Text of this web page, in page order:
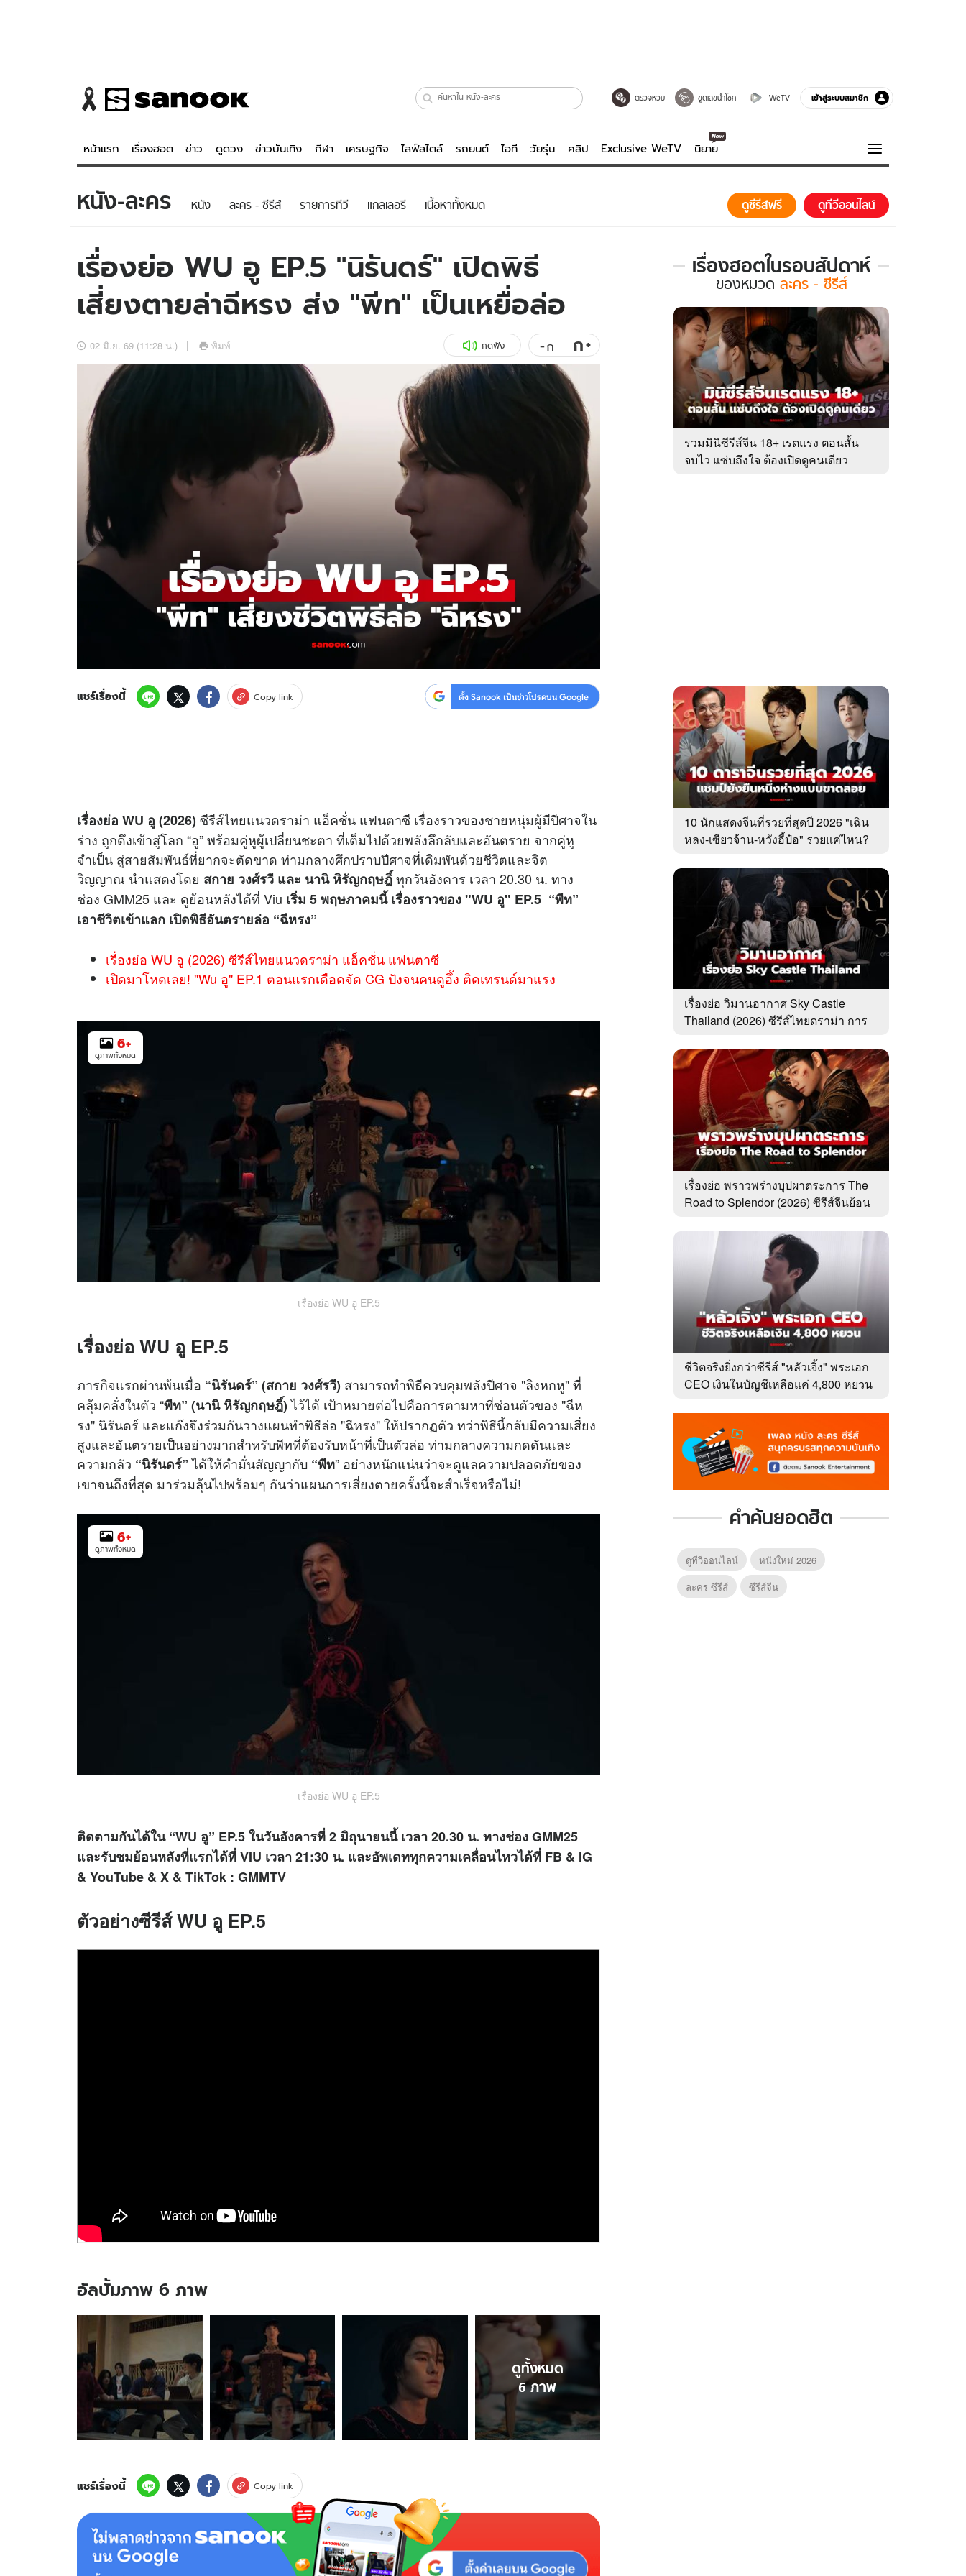
ตรวจหวย ขูดเลขนำโชค WeTV เข้าสู่ระบบสมาชิก
หน้าแรก เรื่องฮอต ข่าว ดูดวง ข่าวบันเทิง กีฬา เศรษฐกิจ ไลฟ์สไตล์ รถยนต์ ไอที วัยรุ่น คลิป Exclusive WeTV นิยาย
ข่าว
ข่าว
ข่าวบันเทิง
ข่าวกีฬา
ข่าวเศรษฐกิจ
อัปเดตจีน
เช็กข่าวชัวร์
ดูดวง - ตรวจหวย
สถิติหวยไทย
หวยลาว
ไลฟ์สไตล์
วัยรุ่น
ไอที
รถยนต์
สุขภาพ
เที่ยว-กิน
Tasteful Thailand
ดูทีวี
WeTV
นิยาย
ความรู้รอบตัว
ฮาวทู
ดาวน์โหลดสนุกแอปฟรี ติดตามสนุกโซเชียลได้ที่
สงวนลิขสิทธิ์ © บริษัท อิมเมจ ฟิวเจอร์ (ประเทศไทย) จำกัด
หนัง-ละคร หนัง ละคร - ซีรีส์ รายการทีวี แกลเลอรี เนื้อหาทั้งหมด ดูซีรีส์ฟรี ดูทีวีออนไลน์
เรื่องย่อ WU อู EP.5 "นิรันดร์" เปิดพิธี
เสี่ยงตายล่าฉีหรง ส่ง "พีท" เป็นเหยื่อล่อ
02 มิ.ย. 69 (11:28 น.) พิมพ์ กดฟัง -ก ก+
แชร์เรื่องนี้ Copy link ตั้ง Sanook เป็นข่าวโปรดบน Google
เรื่องย่อ WU อู (2026) ซีรีส์ไทยแนวดราม่า แอ็คชั่น แฟนตาซี เรื่องราวของชายหนุ่มผู้มีปีศาจใน
ร่าง ถูกดึงเข้าสู่โลก “อู” พร้อมคู่หูผู้เปลี่ยนชะตา ที่เต็มไปด้วยพลังลึกลับและอันตราย จากคู่หู
จำเป็น สู่สายสัมพันธ์ที่ยากจะตัดขาด ท่ามกลางศึกปราบปีศาจที่เดิมพันด้วยชีวิตและจิต
วิญญาณ นำแสดงโดย สกาย วงศ์รวี และ นานิ หิรัญกฤษฎิ์ทุกวันอังคาร เวลา 20.30 น. ทาง
ช่อง GMM25 และ ดูย้อนหลังได้ที่ Viu เริ่ม 5 พฤษภาคมนี้ เรื่องราวของ "WU อู" EP.5 “พีท”
เอาชีวิตเข้าแลก เปิดพิธีอันตรายล่อ “ฉีหรง”
เรื่องย่อ WU อู (2026) ซีรีส์ไทยแนวดราม่า แอ็คชั่น แฟนตาซี
เปิดมาโหดเลย! "Wu อู" EP.1 ตอนแรกเดือดจัด CG ปังจนคนดูอึ้ง ติดเทรนด์มาแรง
6+
ดูภาพทั้งหมด
เรื่องย่อ WU อู EP.5
เรื่องย่อ WU อู EP.5
ภารกิจแรกผ่านพ้นเมื่อ “นิรันดร์” (สกาย วงศ์รวี) สามารถทำพิธีควบคุมพลังปีศาจ "ลิงหกหู" ที่
คลุ้มคลั่งในตัว “พีท” (นานิ หิรัญกฤษฎิ์)ไว้ได้ เป้าหมายต่อไปคือการตามหาที่ซ่อนตัวของ "ฉีห
รง" นิรันดร์ และแก๊งจึงร่วมกันวางแผนทำพิธีล่อ "ฉีหรง" ให้ปรากฏตัว ทว่าพิธีนี้กลับมีความเสี่ยง
สูงและอันตรายเป็นอย่างมากสำหรับพีทที่ต้องรับหน้าที่เป็นตัวล่อ ท่ามกลางความกดดันและ
ความกลัว “นิรันดร์”ได้ให้คำมั่นสัญญากับ “พีท” อย่างหนักแน่นว่าจะดูแลความปลอดภัยของ
เขาจนถึงที่สุด มาร่วมลุ้นไปพร้อมๆ กันว่าแผนการเสี่ยงตายครั้งนี้จะสำเร็จหรือไม่!
6+
ดูภาพทั้งหมด
เรื่องย่อ WU อู EP.5
ติดตามกันได้ใน “WU อู” EP.5 ในวันอังคารที่ 2 มิถุนายนนี้ เวลา 20.30 น. ทางช่อง GMM25
และรับชมย้อนหลังที่แรกได้ที่ VIU เวลา 21:30 น. และอัพเดททุกความเคลื่อนไหวได้ที่ FB & IG
& YouTube & X & TikTok : GMMTV
ตัวอย่างซีรีส์ WU อู EP.5
อัลบั้มภาพ 6 ภาพ
อัลบั้ม
ภาพ
ของ
อู
รัน
เปิด
พิธี
เสี่ยง
ดูทั้งหมด
6ภาพ
แชร์เรื่องนี้ Copy link
เรื่องฮอตในรอบสัปดาห์
เรื่อง
ใน
รอบ
สัปดาห์
ของ
หมวด
ละคร
ของหมวด ละคร - ซีรีส์
รวมมินิซีรีส์จีน 18+ เรตแรง ตอนสั้น
จบไว แซ่บถึงใจ ต้องเปิดดูคนเดียว
10 นักแสดงจีนที่รวยที่สุดปี 2026 "เฉิน
หลง-เซียวจ้าน-หวังอี้ป๋อ" รวยแค่ไหน?
เรื่องย่อ วิมานอากาศ Sky Castle
Thailand (2026) ซีรีส์ไทยดราม่า การ
เรื่องย่อ พราวพร่างบุปผาตระการ The
Road to Splendor (2026) ซีรีส์จีนย้อน
ชีวิตจริงยิ่งกว่าซีรีส์ "หลัวเจิ้ง" พระเอก
CEO เงินในบัญชีเหลือแค่ 4,800 หยวน
คำค้นยอดฮิต
ดูทีวีออนไลน์
หนังใหม่ 2026
ละคร ซีรีส์
ซีรีส์จีน